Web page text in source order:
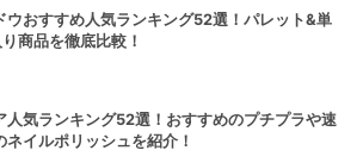
ウおすすめ人気ランキング52選！パレット&単
商品を徹底比較！
人気ランキング52選！おすすめのプチプラや速
ネイルポリッシュを紹介！